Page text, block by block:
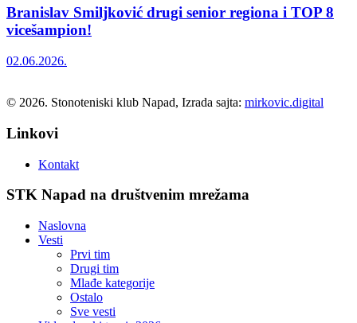
Branislav Smiljković drugi senior regiona i TOP 8
vicešampion!
02.06.2026.
© 2026. Stonoteniski klub Napad, Izrada sajta: mirkovic.digital
Linkovi
Kontakt
STK Napad na društvenim mrežama
Naslovna
Vesti
Prvi tim
Drugi tim
Mlađe kategorije
Ostalo
Sve vesti